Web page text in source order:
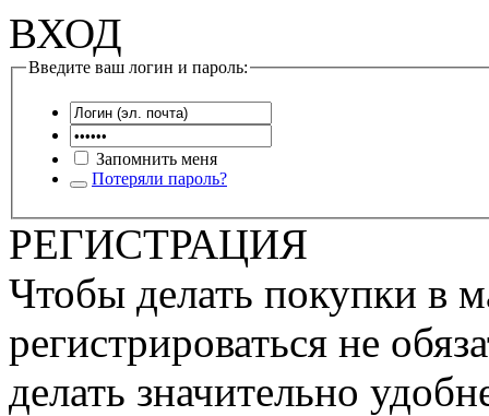
ВХОД
Введите ваш логин и пароль:
Запомнить меня
Потеряли пароль?
РЕГИСТРАЦИЯ
Чтобы делать покупки в
регистрироваться не
делать значительно